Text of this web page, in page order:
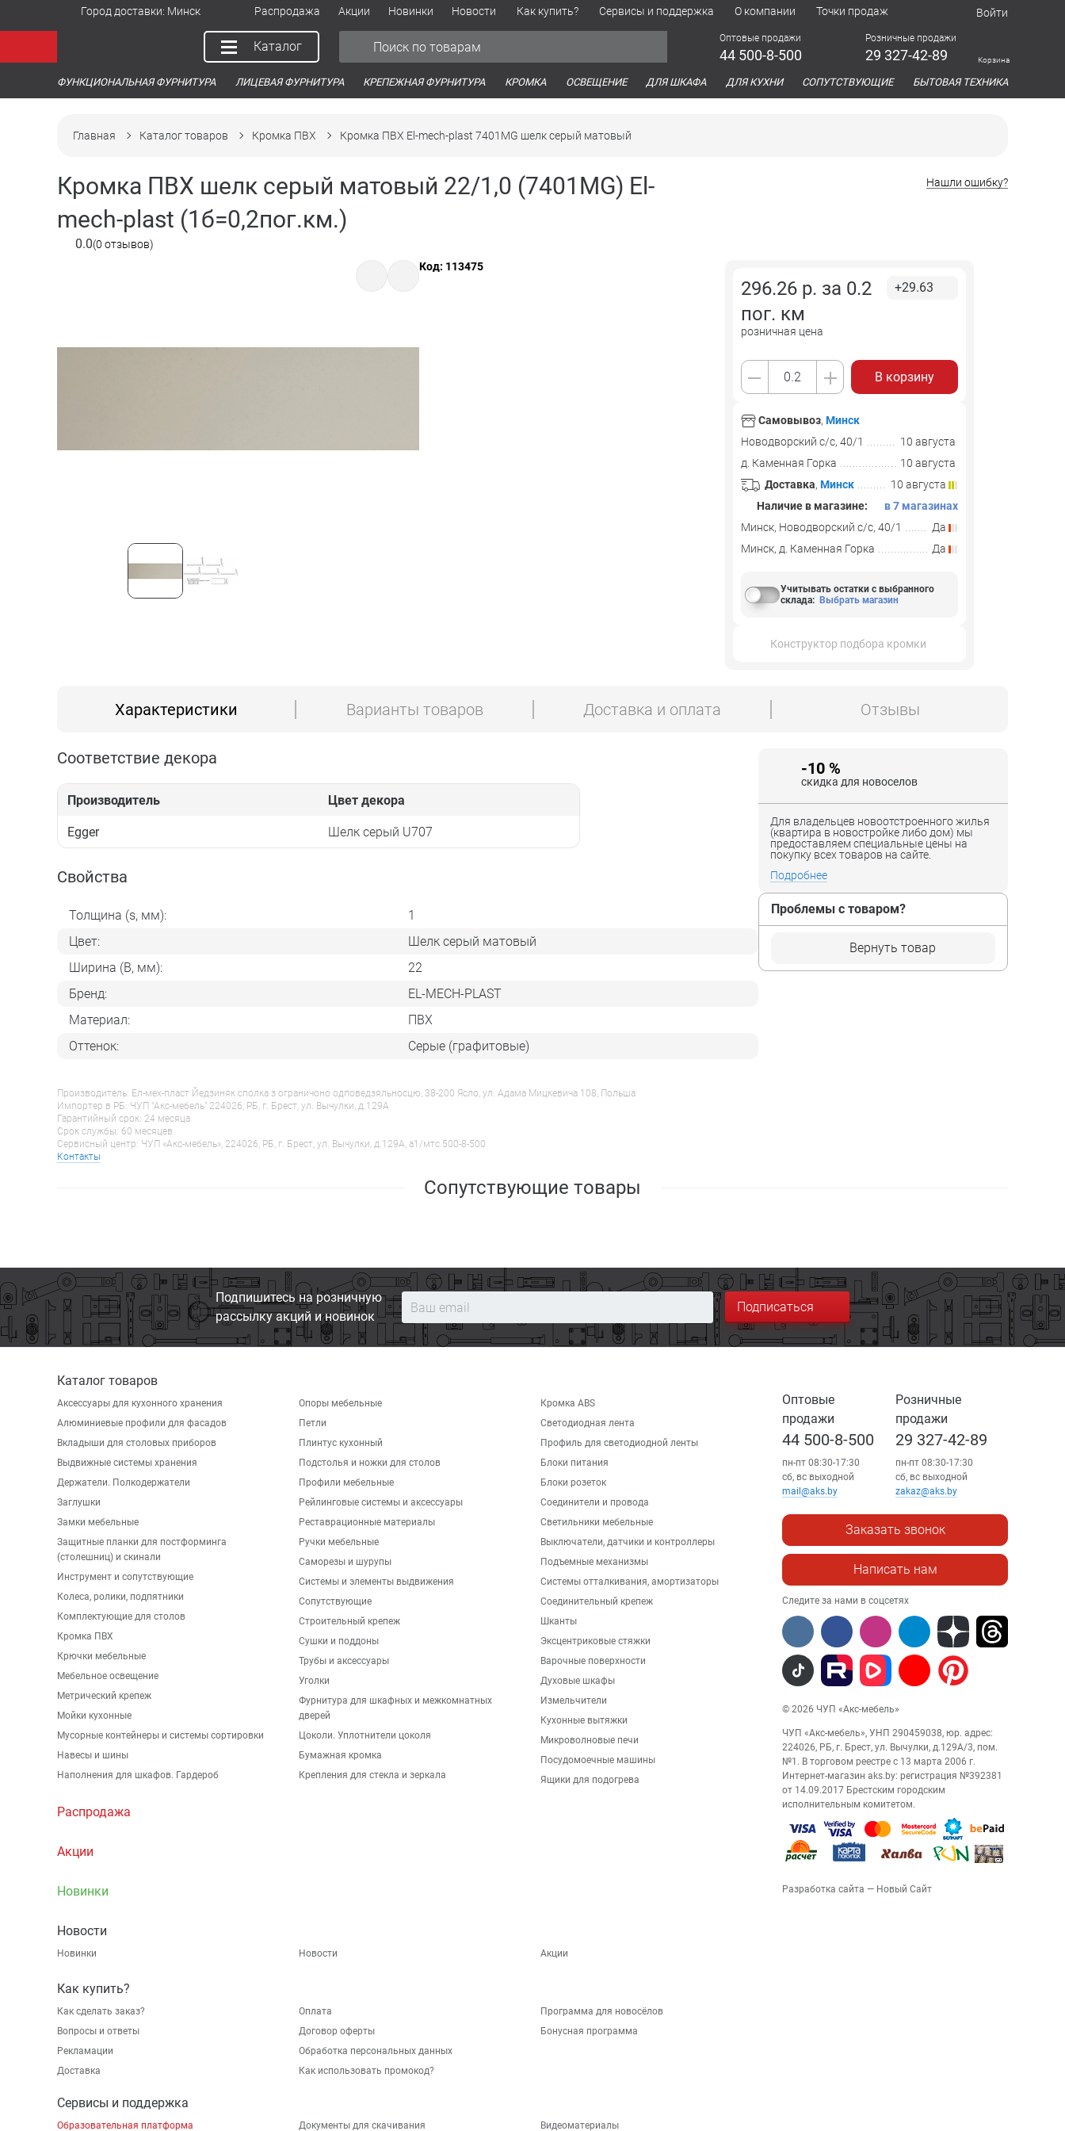
Город доставки: Минск Распродажа Акции Новинки Новости Как купить? Сервисы и поддержка О компании Точки продаж Войти
Каталог
Оптовые продажи
44 500-8-500
Розничные продажи
29 327-42-89 Корзина
ФУНКЦИОНАЛЬНАЯ ФУРНИТУРА ЛИЦЕВАЯ ФУРНИТУРА КРЕПЕЖНАЯ ФУРНИТУРА КРОМКА ОСВЕЩЕНИЕ ДЛЯ ШКАФА ДЛЯ КУХНИ СОПУТСТВУЮЩИЕ БЫТОВАЯ ТЕХНИКА
Главная Каталог товаров Кромка ПВХ Кромка ПВХ El-mech-plast 7401MG шелк серый матовый
Кромка ПВХ шелк серый матовый 22/1,0 (7401MG) El-
mech-plast (1б=0,2пог.км.)
0.0(0 отзывов)
Нашли ошибку?
Код: 113475
296.26 р. за 0.2
пог. км
розничная цена
+29.63
В корзину
Самовывоз, Минск
Новодворский с/с, 40/1
10 августа
д. Каменная Горка
10 августа
Доставка, Минск
10 августа
Наличие в магазине:
в 7 магазинах
Минск, Новодворский с/с, 40/1
Да
Минск, д. Каменная Горка
Да
Учитывать остатки с выбранного
склада: Выбрать магазин
Конструктор подбора кромки
Характеристики Варианты товаров Доставка и оплата Отзывы
Соответствие декора
Производитель Цвет декора
Egger Шелк серый U707
Свойства
Толщина (s, мм):
1
Цвет:
Шелк серый матовый
Ширина (B, мм):
22
Бренд:
EL-MECH-PLAST
Материал:
ПВХ
Оттенок:
Серые (графитовые)
Производитель: Ел-мех-пласт Йедзиняк сполка з ограничоно одповедзяльносцю, 38-200 Ясло, ул. Адама Мицкевича 108, Польша
Импортер в РБ: ЧУП "Акс-мебель" 224026, РБ, г. Брест, ул. Вычулки, д.129А
Гарантийный срок: 24 месяца
Срок службы: 60 месяцев
Сервисный центр: ЧУП «Акс-мебель», 224026, РБ, г. Брест, ул. Вычулки, д.129А, a1/мтс 500-8-500
Контакты
-10 %
скидка для новоселов
Для владельцев новоотстроенного жилья
(квартира в новостройке либо дом) мы
предоставляем специальные цены на
покупку всех товаров на сайте.
Подробнее
Проблемы с товаром?
Вернуть товар
Сопутствующие товары
Подпишитесь на розничную
рассылку акций и новинок
Подписаться
Каталог товаров
Аксессуары для кухонного хранения
Алюминиевые профили для фасадов
Вкладыши для столовых приборов
Выдвижные системы хранения
Держатели. Полкодержатели
Заглушки
Замки мебельные
Защитные планки для постформинга
(столешниц) и скинали
Инструмент и сопутствующие
Колеса, ролики, подпятники
Комплектующие для столов
Кромка ПВХ
Крючки мебельные
Мебельное освещение
Метрический крепеж
Мойки кухонные
Мусорные контейнеры и системы сортировки
Навесы и шины
Наполнения для шкафов. Гардероб
Опоры мебельные
Петли
Плинтус кухонный
Подстолья и ножки для столов
Профили мебельные
Рейлинговые системы и аксессуары
Реставрационные материалы
Ручки мебельные
Саморезы и шурупы
Системы и элементы выдвижения
Сопутствующие
Строительный крепеж
Сушки и поддоны
Трубы и аксессуары
Уголки
Фурнитура для шкафных и межкомнатных
дверей
Цоколи. Уплотнители цоколя
Бумажная кромка
Крепления для стекла и зеркала
Кромка ABS
Светодиодная лента
Профиль для светодиодной ленты
Блоки питания
Блоки розеток
Соединители и провода
Светильники мебельные
Выключатели, датчики и контроллеры
Подъемные механизмы
Системы отталкивания, амортизаторы
Соединительный крепеж
Шканты
Эксцентриковые стяжки
Варочные поверхности
Духовые шкафы
Измельчители
Кухонные вытяжки
Микроволновые печи
Посудомоечные машины
Ящики для подогрева
Распродажа
Акции
Новинки
Новости
Новинки Новости Акции
Как купить?
Как сделать заказ?
Вопросы и ответы
Рекламации
Доставка
Оплата
Договор оферты
Обработка персональных данных
Как использовать промокод?
Программа для новосёлов
Бонусная программа
Сервисы и поддержка
Образовательная платформа Документы для скачивания Видеоматериалы
Оптовые
продажи
44 500-8-500
пн-пт 08:30-17:30
сб, вс выходной
mail@aks.by
Розничные
продажи
29 327-42-89
пн-пт 08:30-17:30
сб, вс выходной
zakaz@aks.by
Заказать звонок
Написать нам
Следите за нами в соцсетях
© 2026 ЧУП «Акс-мебель»
ЧУП «Акс-мебель», УНП 290459038, юр. адрес:
224026, РБ, г. Брест, ул. Вычулки, д.129А/3, пом.
№1. В торговом реестре с 13 марта 2006 г.
Интернет-магазин aks.by: регистрация №392381
от 14.09.2017 Брестским городским
исполнительным комитетом.
Разработка сайта — Новый Сайт